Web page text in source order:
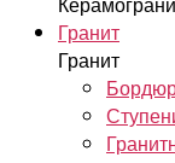
Гранит
Гранит